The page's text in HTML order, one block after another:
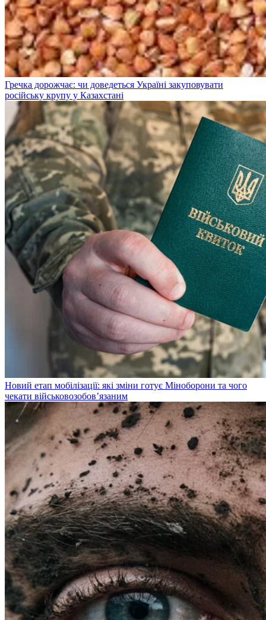
Гречка дорожчає: чи доведеться Україні закуповувати
російську крупу у Казахстані
Новий етап мобілізації: які зміни готує Міноборони та чого
чекати військовозобов’язаним